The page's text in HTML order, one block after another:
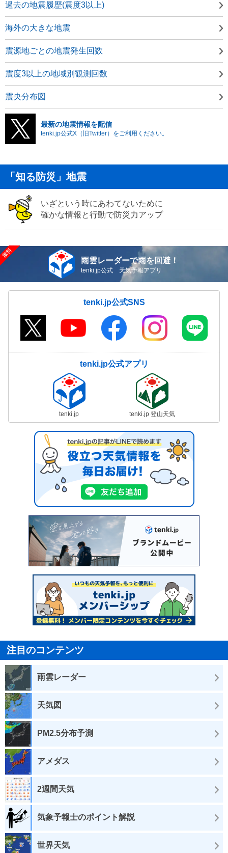
過去の地震履歴(震度3以上)
海外の大きな地震
震源地ごとの地震発生回数
震度3以上の地域別観測回数
震央分布図
最新の地震情報を配信
tenki.jp公式X（旧Twitter）をご利用ください。
「知る防災」地震
いざという時にあわてないために
確かな情報と行動で防災力アップ
雨雲レーダーで雨を回避！
tenki.jp公式 天気予報アプリ
tenki.jp公式SNS
tenki.jp公式アプリ
tenki.jp tenki.jp 登山天気
注目のコンテンツ
雨雲レーダー
天気図
PM2.5分布予測
アメダス
2週間天気
気象予報士のポイント解説
世界天気